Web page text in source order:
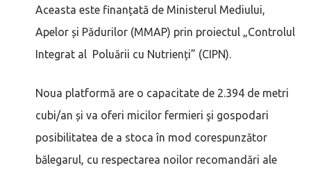
Aceasta este finanțată de Ministerul Mediului,
Apelor și Pădurilor (MMAP) prin proiectul „Controlul
Integrat al Poluării cu Nutrienți” (CIPN).
Noua platformă are o capacitate de 2.394 de metri
cubi/an și va oferi micilor fermieri şi gospodari
posibilitatea de a stoca în mod corespunzător
bălegarul, cu respectarea noilor recomandări ale